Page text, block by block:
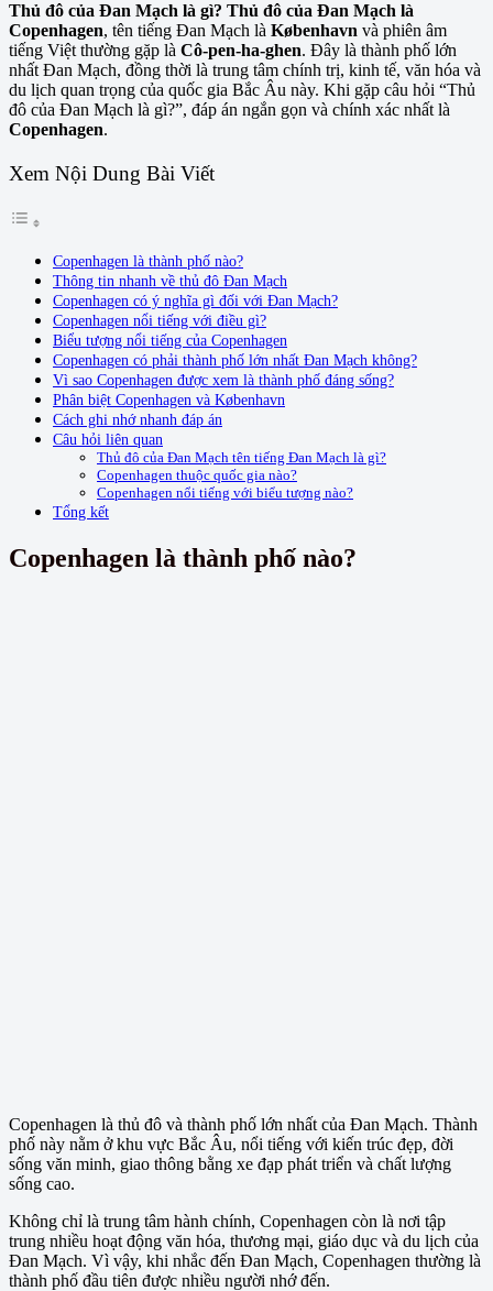
Thủ đô của Đan Mạch là gì? Thủ đô của Đan Mạch là
Copenhagen, tên tiếng Đan Mạch là København và phiên âm
tiếng Việt thường gặp là Cô-pen-ha-ghen. Đây là thành phố lớn
nhất Đan Mạch, đồng thời là trung tâm chính trị, kinh tế, văn hóa và
du lịch quan trọng của quốc gia Bắc Âu này. Khi gặp câu hỏi “Thủ
đô của Đan Mạch là gì?”, đáp án ngắn gọn và chính xác nhất là
Copenhagen.
Xem Nội Dung Bài Viết
Copenhagen là thành phố nào?
Thông tin nhanh về thủ đô Đan Mạch
Copenhagen có ý nghĩa gì đối với Đan Mạch?
Copenhagen nổi tiếng với điều gì?
Biểu tượng nổi tiếng của Copenhagen
Copenhagen có phải thành phố lớn nhất Đan Mạch không?
Vì sao Copenhagen được xem là thành phố đáng sống?
Phân biệt Copenhagen và København
Cách ghi nhớ nhanh đáp án
Câu hỏi liên quan
Thủ đô của Đan Mạch tên tiếng Đan Mạch là gì?
Copenhagen thuộc quốc gia nào?
Copenhagen nổi tiếng với biểu tượng nào?
Tổng kết
Copenhagen là thành phố nào?
Copenhagen là thủ đô và thành phố lớn nhất của Đan Mạch. Thành
phố này nằm ở khu vực Bắc Âu, nổi tiếng với kiến trúc đẹp, đời
sống văn minh, giao thông bằng xe đạp phát triển và chất lượng
sống cao.
Không chỉ là trung tâm hành chính, Copenhagen còn là nơi tập
trung nhiều hoạt động văn hóa, thương mại, giáo dục và du lịch của
Đan Mạch. Vì vậy, khi nhắc đến Đan Mạch, Copenhagen thường là
thành phố đầu tiên được nhiều người nhớ đến.